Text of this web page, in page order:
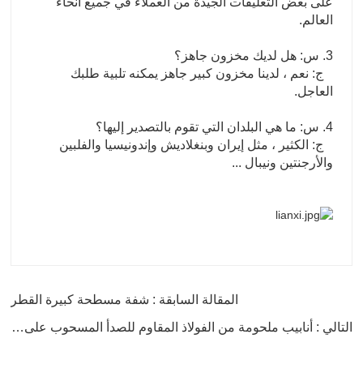
العالم.
3. س: هل لديك مخزون جاهز؟
ج: نعم ، لدينا مخزون كبير جاهز يمكنه تلبية طلبك
العاجل.
4. س: ما هي البلدان التي تقوم بالتصدير إليها؟
ج: الكثير ، مثل إيران وبنغلاديش وإندونيسيا والفلبين
والأرجنتين ونيبال ...
المقالة السابقة : شفة مسطحة كبيرة القطر
التالي : أنابيب ملحومة من الفولاذ المقاوم للصدأ المسحوب على البارد